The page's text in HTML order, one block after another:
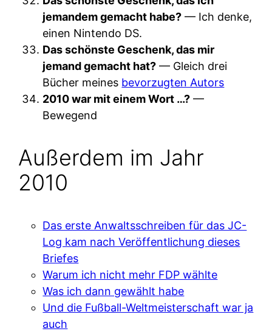
jemandem gemacht habe? — Ich denke,
einen Nintendo DS.
Das schönste Geschenk, das mir
jemand gemacht hat? — Gleich drei
Bücher meines bevorzugten Autors
2010 war mit einem Wort …? —
Bewegend
Außerdem im Jahr
2010
Das erste Anwaltsschreiben für das JC-
Log kam nach Veröffentlichung dieses
Briefes
Warum ich nicht mehr FDP wählte
Was ich dann gewählt habe
Und die Fußball-Weltmeisterschaft war ja
auch